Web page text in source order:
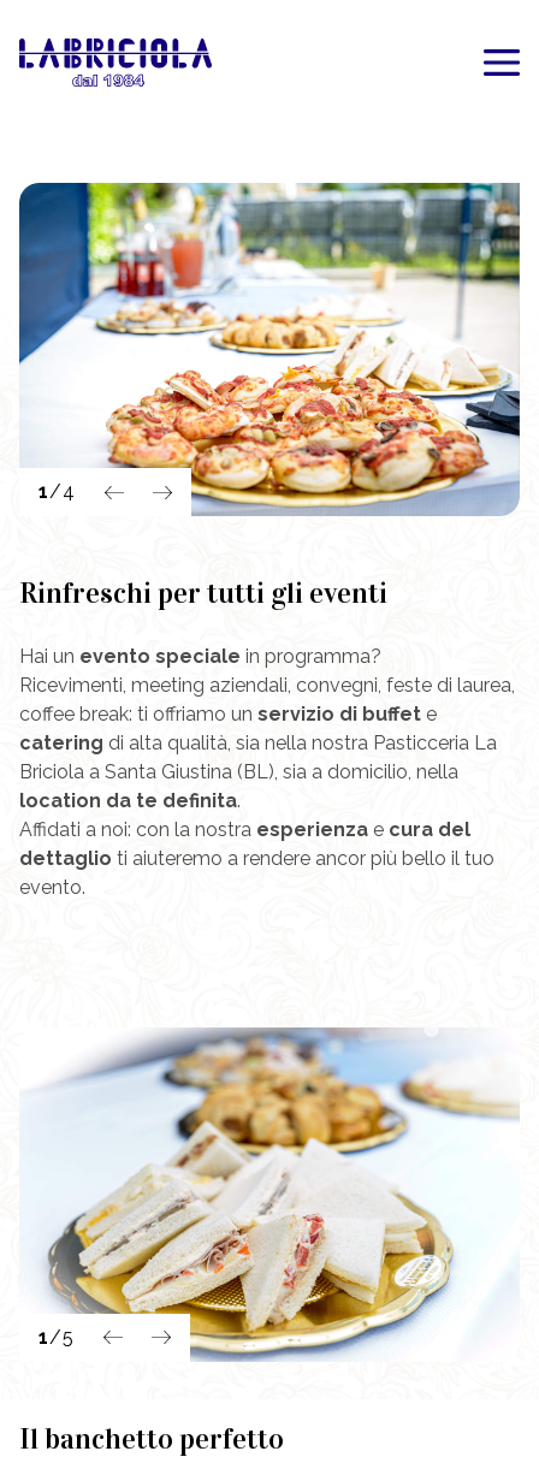
Rinfreschi per tutti gli eventi
Hai un evento speciale in programma?
Ricevimenti, meeting aziendali, convegni, feste di laurea,
coffee break: ti offriamo un servizio di buffet e
catering di alta qualità, sia nella nostra Pasticceria La
Briciola a Santa Giustina (BL), sia a domicilio, nella
location da te definita.
Affidati a noi: con la nostra esperienza e cura del
dettaglio ti aiuteremo a rendere ancor più bello il tuo
evento.
1/4
Il banchetto perfetto
1/5